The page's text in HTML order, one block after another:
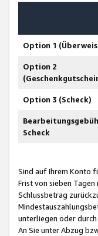
Option 1
Option 2
Option 3 (Scheck)
Scheck
Sind auf Ihrem Konto
Frist von sieben
Schlussbetrag
unterliegen oder
An Sie unter Abzug